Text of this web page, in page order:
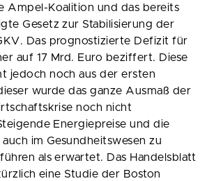
Ampel-Koalition und das bereits
Gesetz zur Stabilisierung der
Das prognostizierte Defizit für
auf 17 Mrd. Euro beziffert. Diese
jedoch noch aus der ersten
wurde das ganze Ausmaß der
noch nicht
Energiepreise und die
im Gesundheitswesen zu
als erwartet. Das Handelsblatt
eine Studie der Boston